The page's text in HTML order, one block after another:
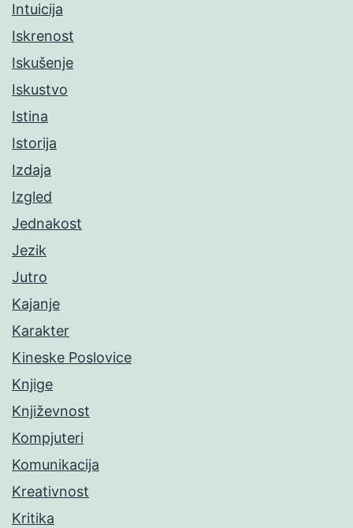
Intuicija
Iskrenost
Iskušenje
Iskustvo
Istina
Istorija
Izdaja
Izgled
Jednakost
Jezik
Jutro
Kajanje
Karakter
Kineske Poslovice
Knjige
Književnost
Kompjuteri
Komunikacija
Kreativnost
Kritika